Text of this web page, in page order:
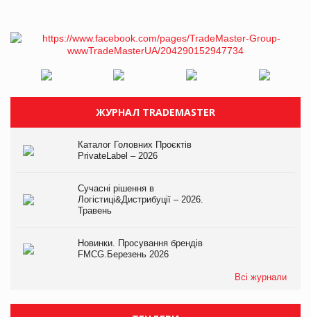
ЖУРНАЛ TRADEMASTER
Каталог Головних Проєктів
PrivateLabel – 2026
Сучасні рішення в
Логістиці&Дистрибуції – 2026.
Травень
Новинки. Просування брендів
FMCG.Березень 2026
Всі журнали